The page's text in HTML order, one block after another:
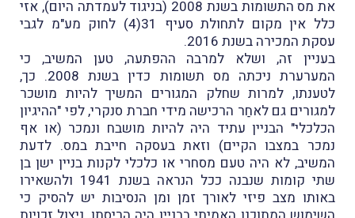
את מס התשומות בשנת 2008 (בניגוד לעמדתה היום), אזי
כלל אין מקום לתחולת סעיף 31(4) לחוק מע"מ לגבי
עסקת המכירה בשנת 2016.
בעניין זה, ושלא למרבה ההפתעה, טען המשיב, כי
המערערת ניכתה מס תשומות כדין בשנת 2008. כך,
לטענתו, למרות שחלק המגורים המשיך להיות מושכר
למגורים גם לאחַר הרכישה מידי חברת סנקרי, לפי "ההיגיון
הכלכלי" הבניין עתיד היה להיות מושבח ונמכר (או אף
נמכר במצבו הקיים) וזאת בעסקה חייבת במס. לדעת
המשיב, לא היה טעם מסחרי או כלכלי לקנות בניין ישן בן
שתי קומות שנבנה ככל הנראה בשנת 1941 ולהשאירו
באותו מצב פיזי לאורך זמן ומן הנסיבות יש להסיק כי